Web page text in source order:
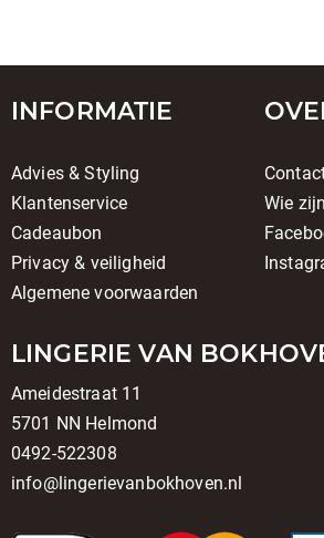
INFORMATIE
Advies & Styling
Klantenservice
Cadeaubon
Privacy & veiligheid
Algemene voorwaarden
Wie
LINGERIE VAN
Ameidestraat 11
5701 NN Helmond
0492-522308
info@lingerievanbokhoven.nl